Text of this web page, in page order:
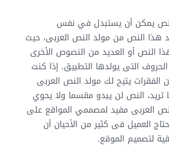
يمكن أن يستبدل في نفس
هذا النص من مولد النص العربى، حيث
النص أو العديد من النصوص الأخرى
التى يولدها التطبيق. إذا كنت
الفقرات يتيح لك مولد النص العربى
تريد، النص لن يبدو مقسما ولا يحوي
العربى مفيد لمصممي المواقع على
العميل فى كثير من الأحيان أن
لتصميم الموقع.